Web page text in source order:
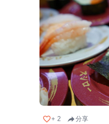
+ 2 分享